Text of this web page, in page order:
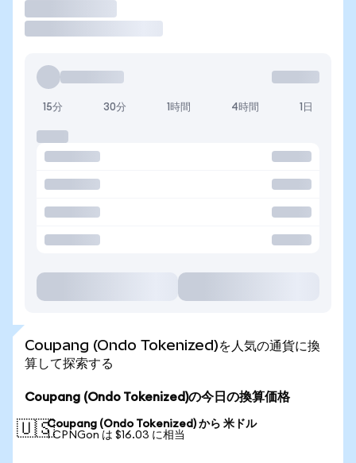
15分 30分 1時間 4時間 1日
Coupang (Ondo Tokenized)を人気の通貨に換
算して探索する
Coupang (Ondo Tokenized)の今日の換算価格
🇺🇸Coupang (Ondo Tokenized) から 米ドル
1 CPNGon は $16.03 に相当